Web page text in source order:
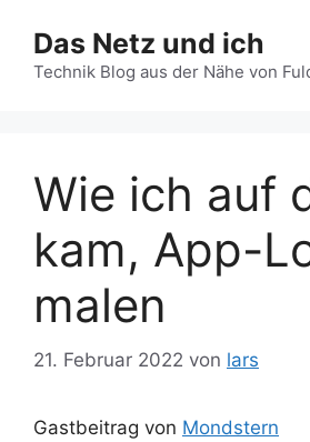
Inhalt
springen
Das Netz und ich
Technik Blog aus der Nähe von
Wie ich auf
kam, App-
malen
21. Februar 2022 von lars
Gastbeitrag von Mondstern